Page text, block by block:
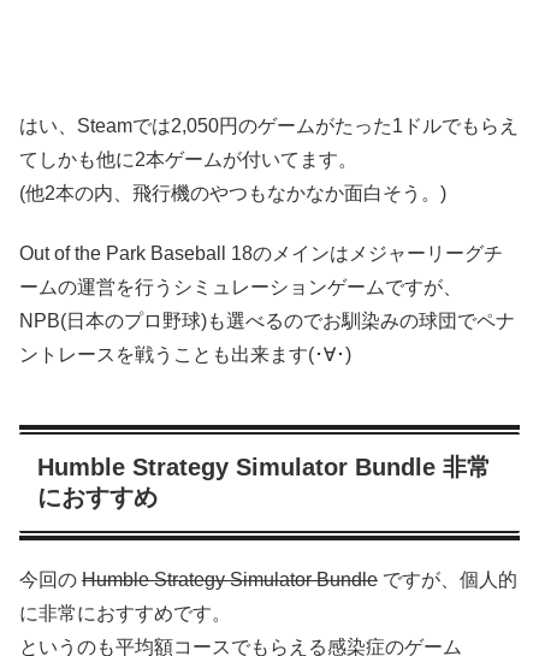
はい、Steamでは2,050円のゲームがたった1ドルでもらえ
てしかも他に2本ゲームが付いてます。
(他2本の内、飛行機のやつもなかなか面白そう。)
Out of the Park Baseball 18のメインはメジャーリーグチ
ームの運営を行うシミュレーションゲームですが、
NPB(日本のプロ野球)も選べるのでお馴染みの球団でペナ
ントレースを戦うことも出来ます(･∀･)
Humble Strategy Simulator Bundle 非常
におすすめ
今回の Humble Strategy Simulator Bundle ですが、個人的
に非常におすすめです。
というのも平均額コースでもらえる感染症のゲーム